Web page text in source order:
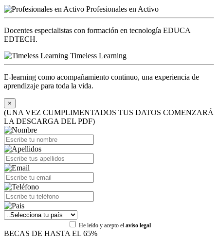
Profesionales en Activo
Docentes especialistas con formación en tecnología EDUCA
EDTECH.
Timeless Learning
E-learning como acompañamiento continuo, una experiencia de
aprendizaje para toda la vida.
×
(UNA VEZ CUMPLIMENTADOS TUS DATOS COMENZARÁ
LA DESCARGA DEL PDF)
He leído y acepto el aviso legal
BECAS DE HASTA EL 65%